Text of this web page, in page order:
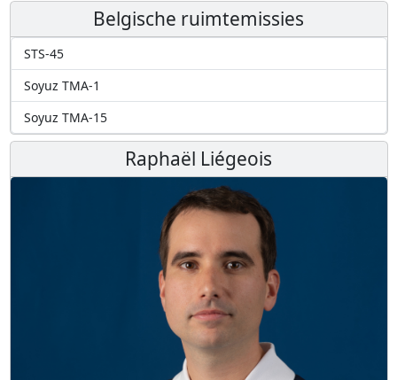
Belgische ruimtemissies
STS-45
Soyuz TMA-1
Soyuz TMA-15
Raphaël Liégeois